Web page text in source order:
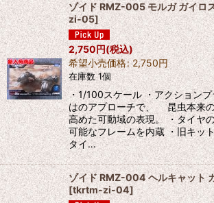
ゾイド RMZ-005 モルガ ガイロ
zi-05]
2,750円(税込)
希望小売価格: 2,750円
在庫数 1個
・1/100スケール ・アクション
はのアプローチで、 昆虫本来
高めた可動域の表現。 ・タイヤ
可能なフレームを内蔵 ・旧キッ
タイ…
ゾイド RMZ-004 ヘルキャット
[tkrtm-zi-04]